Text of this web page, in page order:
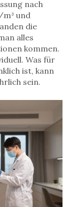
nach
und
die
alles
kommen.
Was für
ist, kann
sein.